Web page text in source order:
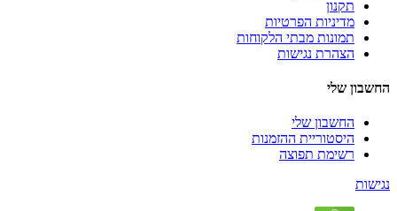
תקנון
מדיניות הפרטיות
תמונות מבתי הלקוחות
הצהרת נגישות
החשבון שלי
החשבון שלי
היסטוריית ההזמנות
רשימת תפוצה
נגישות